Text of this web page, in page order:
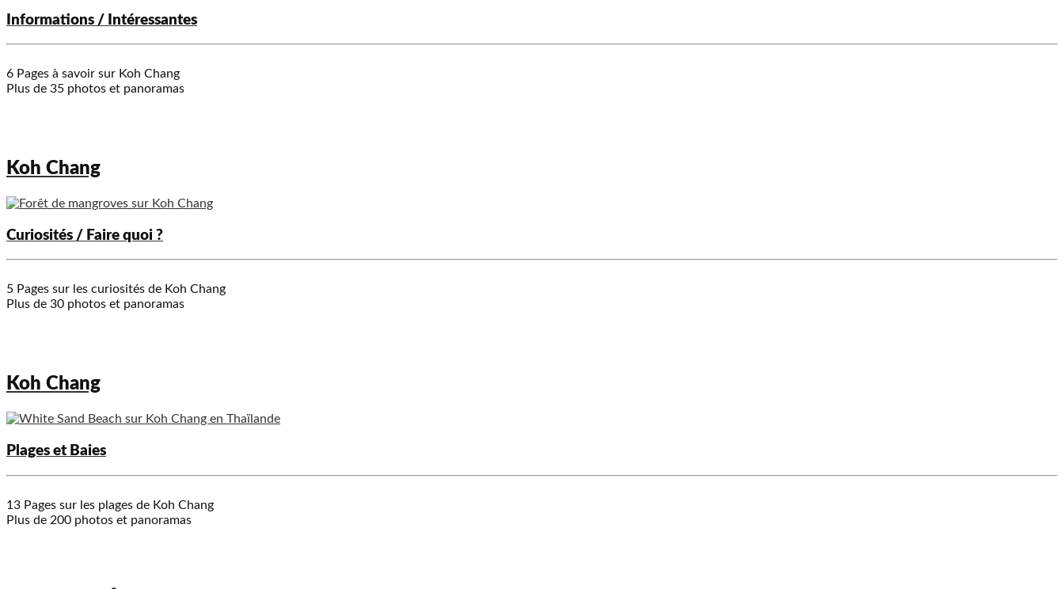
Informations / Intéressantes
6 Pages à savoir sur Koh Chang
Plus de 35 photos et panoramas
Koh Chang
Curiosités / Faire quoi ?
5 Pages sur les curiosités de Koh Chang
Plus de 30 photos et panoramas
Koh Chang
Plages et Baies
13 Pages sur les plages de Koh Chang
Plus de 200 photos et panoramas